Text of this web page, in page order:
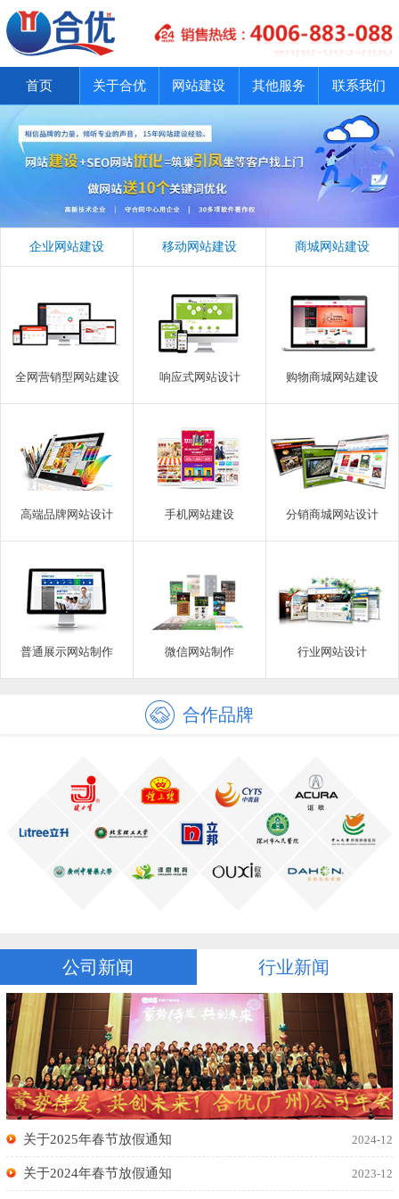
首页 关于合优 网站建设 其他服务 联系我们
企业网站建设 移动网站建设 商城网站建设
全网营销型网站建设 响应式网站设计 购物商城网站建设
高端品牌网站设计 手机网站建设 分销商城网站设计
普通展示网站制作 微信网站制作 行业网站设计
合作品牌
公司新闻 行业新闻
关于2025年春节放假通知 2024-12
关于2024年春节放假通知 2023-12